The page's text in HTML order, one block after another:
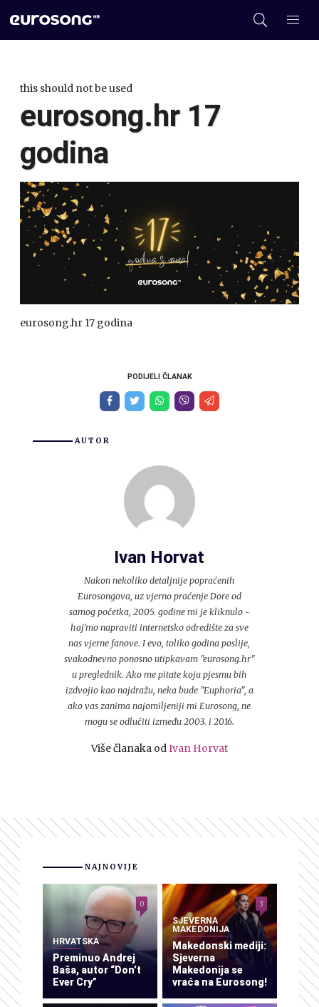
this should not be used
eurosong.hr 17
godina
eurosong.hr 17 godina
PODIJELI ČLANAK
AUTOR
Ivan Horvat
Nakon nekoliko detaljnije popraćenih
Eurosongova, uz vjerno praćenje Dore od
samog početka, 2005. godine mi je kliknulo -
haj'mo napraviti internetsko odredište za sve
nas vjerne fanove. I evo, toliko godina poslije,
svakodnevno ponosno utipkavam "eurosong.hr"
u preglednik. Ako me pitate koju pjesmu bih
izdvojio kao najdražu, neka bude "Euphoria", a
ako vas zanima najomiljeniji mi Eurosong, ne
mogu se odlučiti između 2003. i 2016.
Više članaka od Ivan Horvat
NAJNOVIJE
HRVATSKA
Preminuo Andrej
Baša, autor “Don’t
Ever Cry”
0
SJEVERNA
MAKEDONIJA
Makedonski mediji:
Sjeverna
Makedonija se
vraća na Eurosong!
3